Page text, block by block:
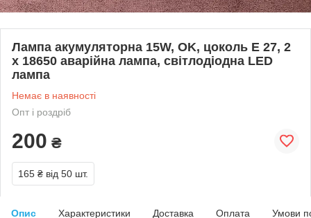
Лампа акумуляторна 15W, OK, цоколь Е 27, 2
x 18650 аварійна лампа, світлодіодна LED
лампа
Немає в наявності
Опт і роздріб
200 ₴
165 ₴ від 50 шт.
Опис Характеристики Доставка Оплата Умови